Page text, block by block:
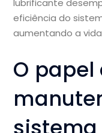
lubrificante
eficiência do
aumentando a
O papel